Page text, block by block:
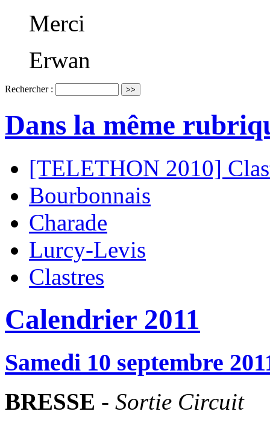
Merci
Erwan
Rechercher :
Dans la même
[TELETHON 2010]
Bourbonnais
Charade
Lurcy-Levis
Clastres
Calendrier 2011
Samedi 10 septembre
BRESSE - Sortie Circuit